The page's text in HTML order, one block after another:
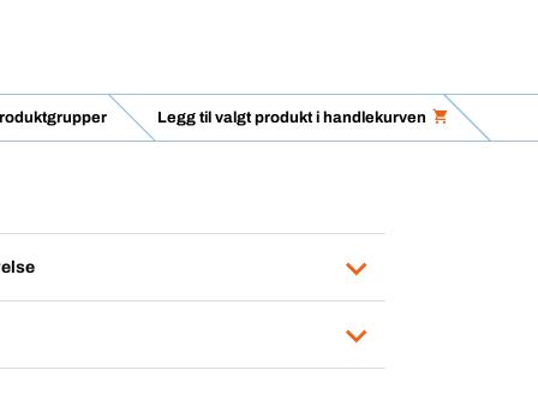
Legg til valgt produkt i handlekurven